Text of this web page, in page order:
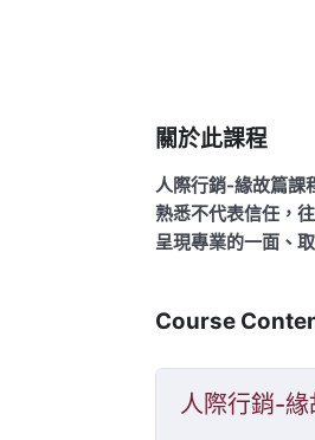
關於此課程
人際行銷-緣故篇課
熟悉不代表信任，
呈現專業的一面、
Course
人際行銷-緣